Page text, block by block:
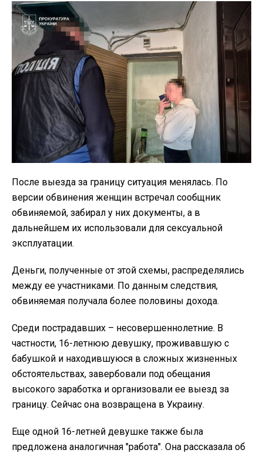
После выезда за границу ситуация менялась. По
версии обвинения женщин встречал сообщник
обвиняемой, забирал у них документы, а в
дальнейшем их использовали для сексуальной
эксплуатации.
Деньги, полученные от этой схемы, распределялись
между ее участниками. По данным следствия,
обвиняемая получала более половины дохода.
Среди пострадавших – несовершеннолетние. В
частности, 16-летнюю девушку, проживавшую с
бабушкой и находившуюся в сложных жизненных
обстоятельствах, завербовали под обещания
высокого заработка и организовали ее выезд за
границу. Сейчас она возвращена в Украину.
Еще одной 16-летней девушке также была
предложена аналогичная "работа". Она рассказала об